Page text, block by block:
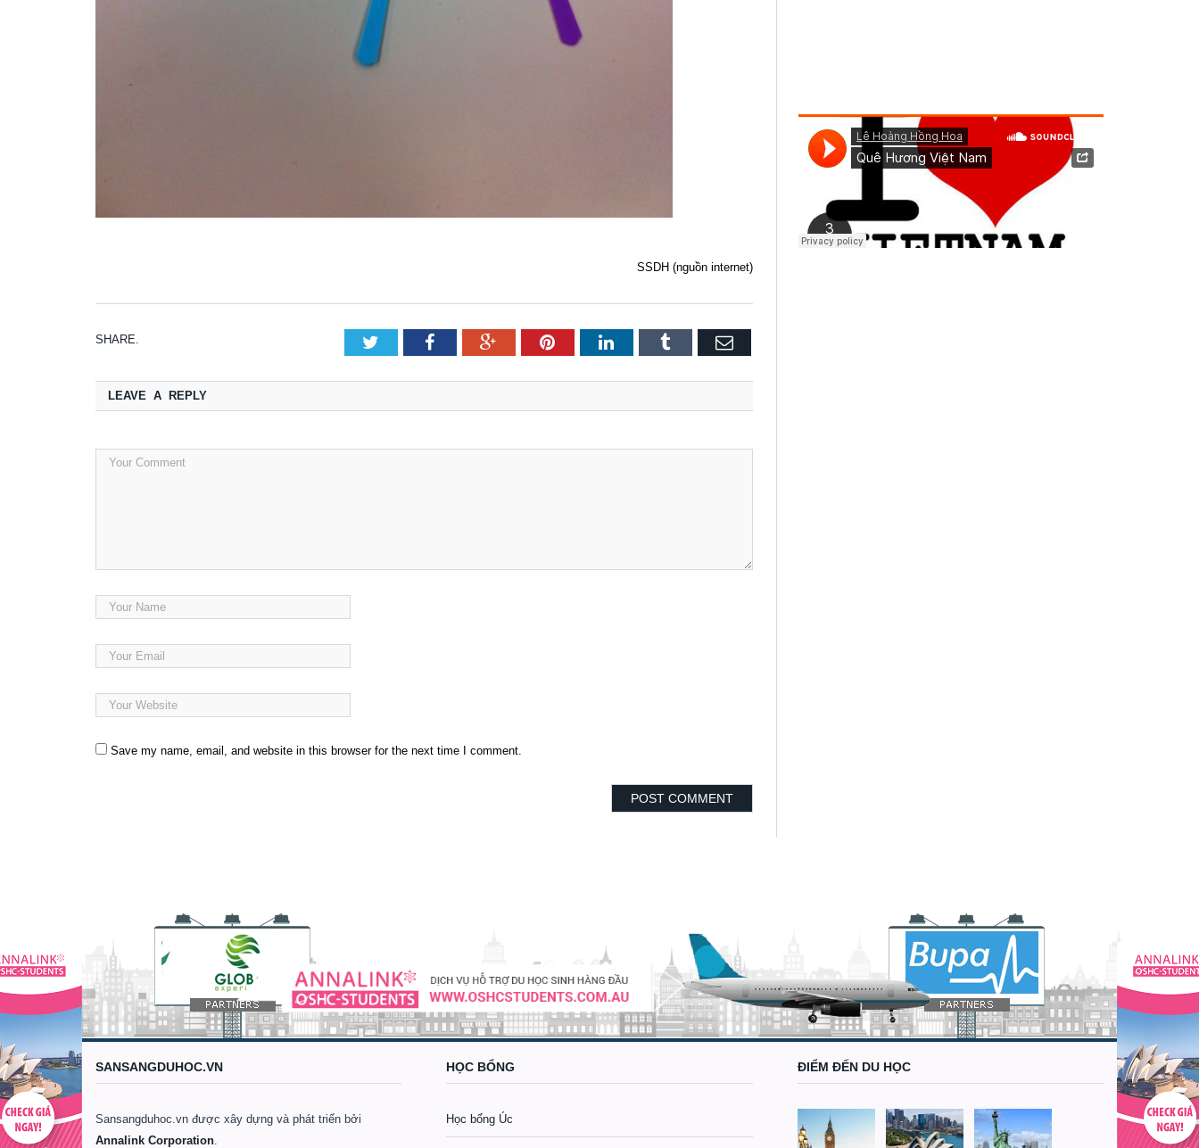
SSDH (nguồn internet)
SHARE. TwitterFacebook Google+PinterestLinkedInTumblr Email
LEAVE A REPLY
Save my name, email, and website in this browser for the next time I comment.
SANSANGDUHOC.VN
Sansangduhoc.vn được xây dựng và phát triển bởi
Annalink Corporation.
HỌC BỔNG
Học bổng Úc
ĐIỂM ĐẾN DU HỌC